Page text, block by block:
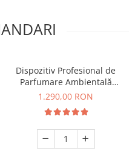
Dispozitiv Profesional de
Parfumare Ambientală
GOOD SCENT Column 1200
1.290,00 RON